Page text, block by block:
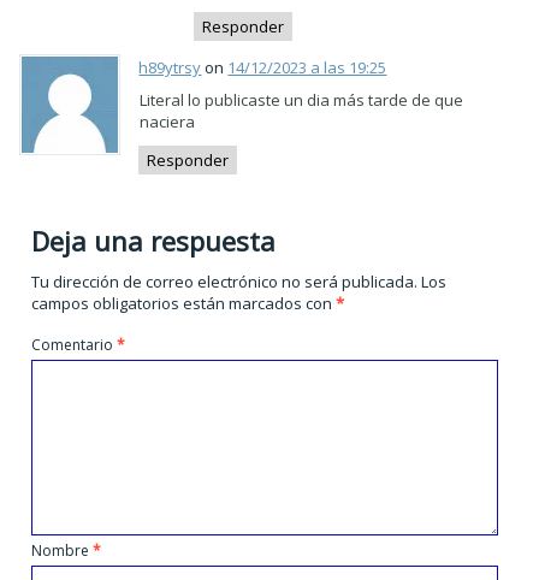
Responder
h89ytrsyon 14/12/2023 a las 19:25
Literal lo publicaste un dia más tarde de que
naciera
Responder
Deja una respuesta
Tu dirección de correo electrónico no será publicada. Los
campos obligatorios están marcados con*
Comentario*
Nombre*